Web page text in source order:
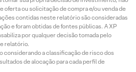
ou solicitação de compra e/ou venda de
contidas neste relatório são consideradas
e foram obtidas de fontes públicas. A XP
por qualquer decisão tomada pelo
relatório.
considerando a classificação de risco dos
de alocação para cada perfil de